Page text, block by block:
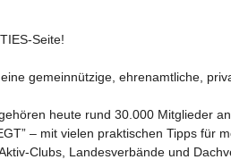
Seite!
gemeinnützige, ehrenamtliche,
heute rund 30.000 Mitglieder
– mit vielen praktischen Tipps